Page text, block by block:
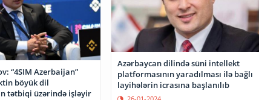
“4SIM Azerbaijan”
böyük dil
tətbiqi üzərində işləyir
Azərbaycan dilində süni intellekt
platformasının yaradılması ilə bağlı
layihələrin icrasına başlanılıb